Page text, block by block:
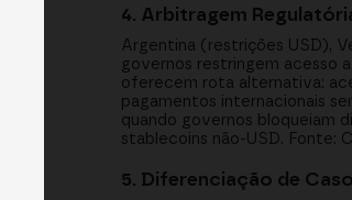
4. Arbitragem
Argentina (restrições USD),
governos restringem acesso
oferecem rota alternativa:
pagamentos internacionais
quando governos bloqueiam
stablecoins não-USD. Fonte:
5. Diferenciação de